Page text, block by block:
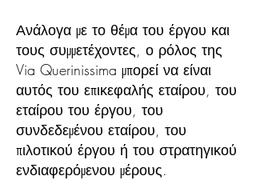
Ανάλογα με το θέμα του έργου και
τους συμμετέχοντες, ο ρόλος της
Via Querinissima μπορεί να είναι
αυτός του επικεφαλής εταίρου, του
εταίρου του έργου, του
συνδεδεμένου εταίρου, του
πιλοτικού έργου ή του στρατηγικού
ενδιαφερόμενου μέρους.